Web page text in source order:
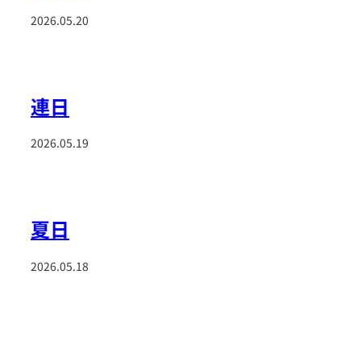
2026.05.20
連日
2026.05.19
夏日
2026.05.18